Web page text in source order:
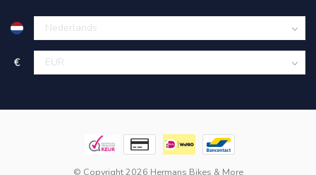
€
© Copyright 2026 Hermans Bikes & More